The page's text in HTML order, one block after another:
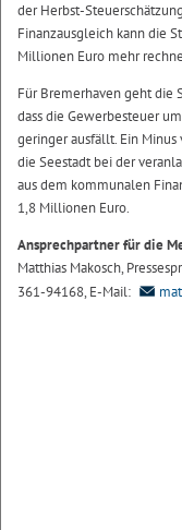
der Herbst-
Finanzausgleich kann die
Millionen Euro mehr
Für Bremerhaven geht die
dass die Gewerbesteuer
geringer ausfällt. Ein
die Seestadt bei der
aus dem kommunalen
1,8 Millionen Euro.
Ansprechpartner für die
Matthias Makosch,
361-94168, E-Mail: